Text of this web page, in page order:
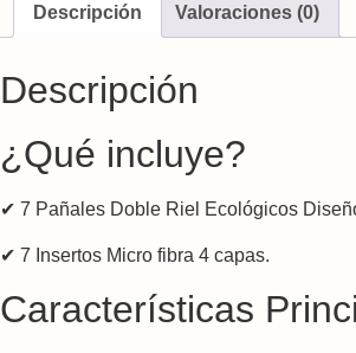
Descripción Valoraciones (0)
Descripción
¿Qué incluye?
✔ 7 Pañales Doble Riel Ecológicos
✔ 7 Insertos Micro fibra 4 capas.
Características